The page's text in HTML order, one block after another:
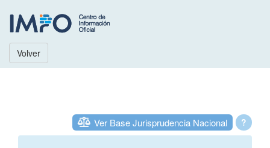
Volver
?
Ver Base Jurisprudencia Nacional